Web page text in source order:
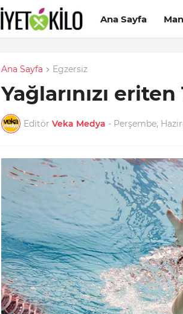
Ana Sayfa
Ana Sayfa Egzersiz
Yağlarınızı
Editör Veka Medya - Perşembe,